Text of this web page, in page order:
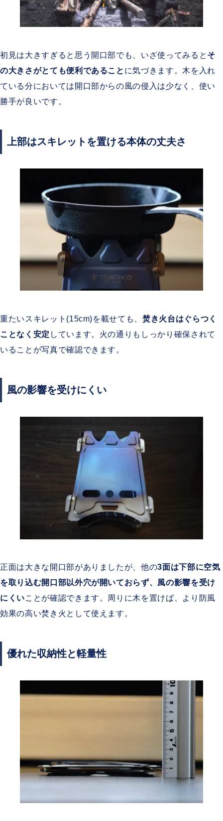
初見は大きすぎると思う開口部でも、いざ使ってみると そ
の大きさがとても便利であること に気づきます。木を入れ
ている分においては開口部からの風の侵入は少なく、使い
勝手が良いです。
上部はスキレットを置ける本体の丈夫さ
重たいスキレット(15cm)を載せても、焚き火台はぐらつく
ことなく安定 しています。火の通りもしっかり確保されて
いることが写真で確認できます。
風の影響を受けにくい
正面は大きな開口部がありましたが、他の3面は下部に空気
を取り込む開口部以外穴が開いておらず、風の影響を受け
にくいことが確認できます。周りに木を置けば、より防風
効果の高い焚き火として使えます。
優れた収納性と軽量性